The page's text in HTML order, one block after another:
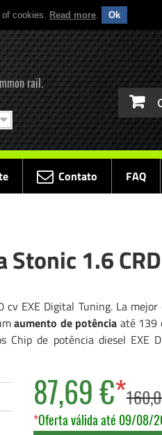
cookies. Read more. Ok
rail.
Contato FAQ
Stonic 1.6
cv EXE Digital Tuning. La
aumento de potência até 139
Chip de potência diesel EXE
87,69 €*
*Oferta válida até 09/08/